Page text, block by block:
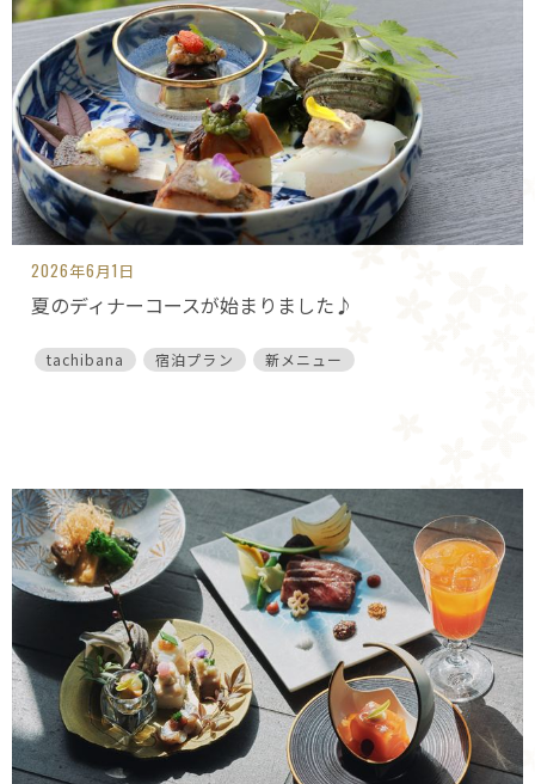
2026年6月1日
夏のディナーコースが始まりました♪
tachibana 宿泊プラン 新メニュー